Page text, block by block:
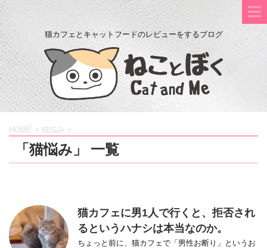
猫カフェとキャットフードのレビューをするブログ
HOME > 猫悩み >
「猫悩み」 一覧
猫カフェに男1人で行くと、拒否され
るというハナシは本当なのか。
ちょっと前に、猫カフェで「男性お断り」というお